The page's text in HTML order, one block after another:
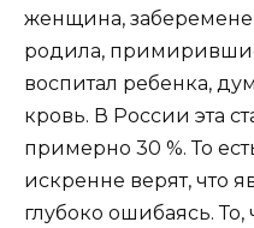
женщина,
родила,
воспитал ребенка,
кровь. В России эта
примерно 30 %. То
искренне верят, что
глубоко ошибаясь. То,